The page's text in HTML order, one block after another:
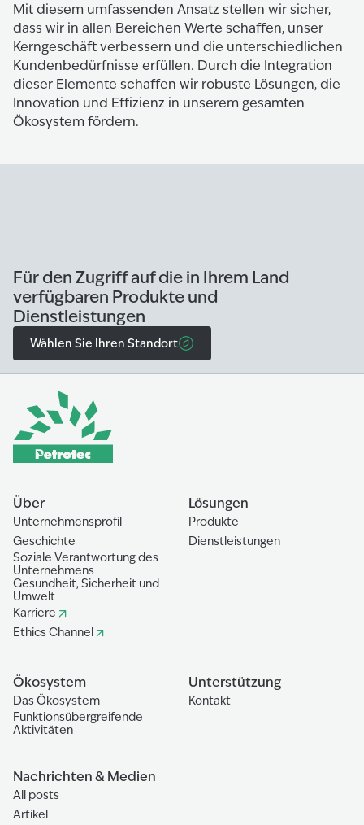
Mit diesem umfassenden Ansatz stellen wir sicher,
dass wir in allen Bereichen Werte schaffen, unser
Kerngeschäft verbessern und die unterschiedlichen
Kundenbedürfnisse erfüllen. Durch die Integration
dieser Elemente schaffen wir robuste Lösungen, die
Innovation und Effizienz in unserem gesamten
Ökosystem fördern.
Für den Zugriff auf die in Ihrem Land
verfügbaren Produkte und
Dienstleistungen
Wählen Sie Ihren Standort
Über
Unternehmensprofil
Geschichte
Soziale Verantwortung des
Unternehmens
Gesundheit, Sicherheit und
Umwelt
Karriere
Ethics Channel
Lösungen
Produkte
Dienstleistungen
Ökosystem
Das Ökosystem
Funktionsübergreifende
Aktivitäten
Unterstützung
Kontakt
Nachrichten & Medien
All posts
Artikel